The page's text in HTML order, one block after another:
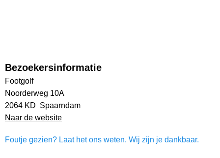
Bezoekersinformatie
Footgolf
Noorderweg 10A
2064 KD Spaarndam
Naar de website
Foutje gezien? Laat het ons weten. Wij zijn je dankbaar.